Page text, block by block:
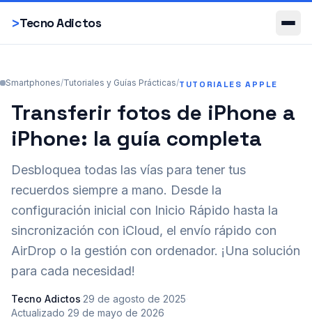
>Tecno Adictos
Smartphones
Smartphones/Tutoriales y Guías Prácticas/TUTORIALES APPLE
Transferir fotos de iPhone a
iPhone: la guía completa
Desbloquea todas las vías para tener tus
recuerdos siempre a mano. Desde la
configuración inicial con Inicio Rápido hasta la
sincronización con iCloud, el envío rápido con
AirDrop o la gestión con ordenador. ¡Una solución
para cada necesidad!
Tecno Adictos·29 de agosto de 2025·
Actualizado 29 de mayo de 2026